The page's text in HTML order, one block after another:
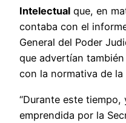
Intelectual que, en
contaba con el
General del Poder
que advertían
con la normativa de la
“Durante este tiempo,
emprendida por la